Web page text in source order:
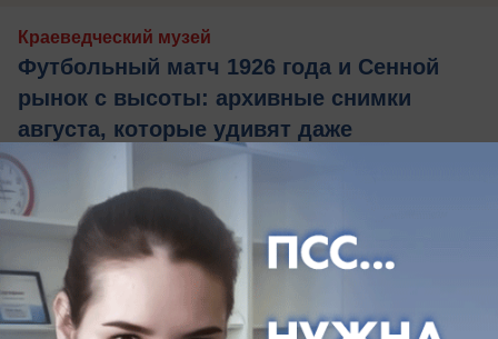
Краеведческий музей
Футбольный матч 1926 года и Сенной
рынок с высоты: архивные снимки
августа, которые удивят даже
старожилов
Как выглядел Краснодар в августе разных годов